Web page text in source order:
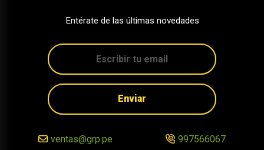
Entérate de las últimas novedades
Enviar
ventas@grp.pe 997566067